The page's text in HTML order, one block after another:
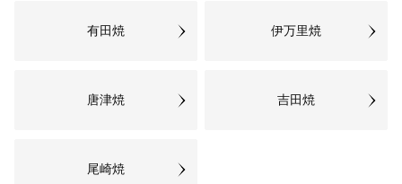
有田焼 伊万里焼
唐津焼 吉田焼
尾崎焼